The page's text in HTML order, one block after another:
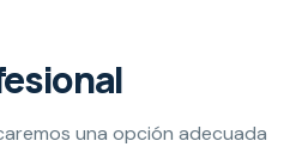
una opción adecuada